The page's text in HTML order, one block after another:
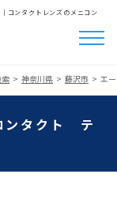
コンタクトレンズのメニコン
神奈川県 藤沢市 エ
ンタクト テ